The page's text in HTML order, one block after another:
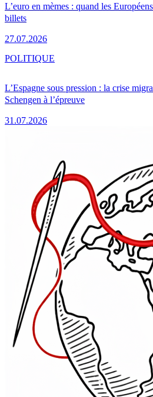
L’euro en mèmes : quand les
billets
27.07.2026
L’Espagne sous pression : la crise
Schengen à l’épreuve
31.07.2026
POLITIQUE